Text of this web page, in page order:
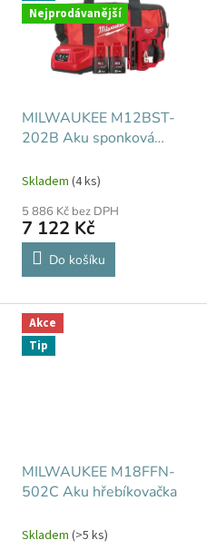
Nejprodávanější
MILWAUKEE M12BST-
202B Aku sponková
Skladem (4 ks)
5 886 Kč bez DPH
7 122 Kč
Do košíku
Akce
Tip
MILWAUKEE M18FFN-
502C Aku hřebíkovačka
Skladem (>5 ks)